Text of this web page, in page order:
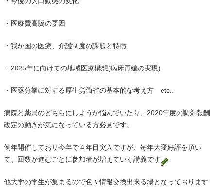
・医療費高騰の要因
・我が国の医療、介護制度の課題と特徴
・2025年に向けての地域医療構想(病床再編の実現)
・医薬分業に対する厚生労働省の基本的な考え方 etc..
病院と薬局のどちらにしようか悩んでいたり、2020年度の調剤報酬
改定の動きが気になっている方必見です。
例年開催しており今年で４年目突入ですが、毎年大変好評を頂い
て、回数が進むごとに参加者が増えていく講義です
他大学の学生が集まるので色々情報交換出来る場となっております